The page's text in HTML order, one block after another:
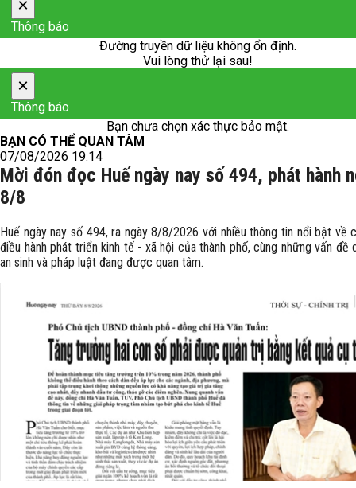
×
Thông báo
Đường truyền dữ liệu không ổn định.
Vui lòng thử lại sau!
×
Thông báo
Bạn chưa chọn xác thực bảo mật.
BẠN CÓ THỂ QUAN TÂM
07/08/2026 19:14
Mời đón đọc Huế ngày nay số 494, phát hành
8/8
Huế ngày nay số 494, ra ngày 8/8/2026 với nhiều thông tin nổi bật về
điều hành phát triển kinh tế - xã hội của thành phố, cùng những vấn đề
an sinh và pháp luật đang được quan tâm.